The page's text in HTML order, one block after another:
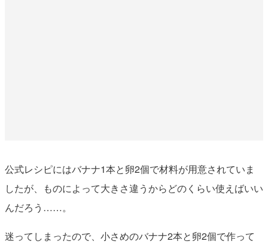
公式レシピにはバナナ1本と卵2個で材料が用意されていま
したが、ものによって大きさ違うからどのくらい使えばいい
んだろう……。
迷ってしまったので、小さめのバナナ2本と卵2個で作って